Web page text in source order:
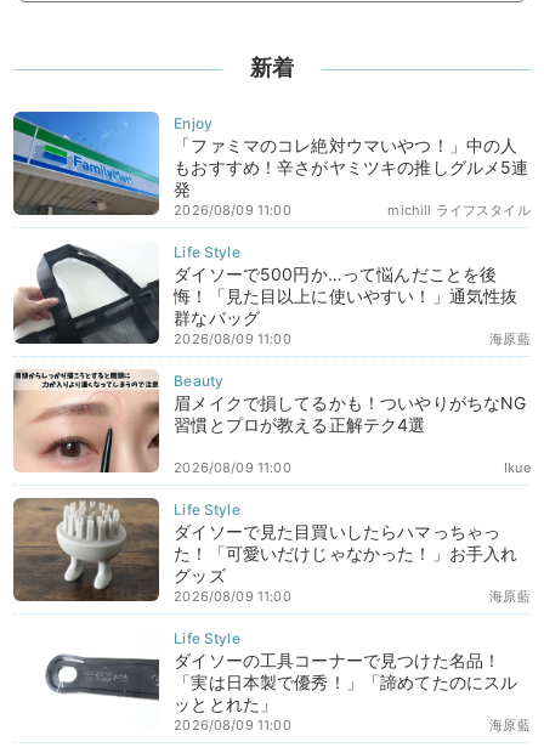
新着
「ファミマのコレ絶対ウマいやつ！」中の人
もおすすめ！辛さがヤミツキの推しグルメ5連
発
michill ライフスタイル
2026/08/09 11:00
ダイソーで500円か…って悩んだことを後
悔！「見た目以上に使いやすい！」通気性抜
群なバッグ
海原藍
2026/08/09 11:00
眉メイクで損してるかも！ついやりがちなNG
習慣とプロが教える正解テク4選
Ikue
2026/08/09 11:00
ダイソーで見た目買いしたらハマっちゃっ
た！「可愛いだけじゃなかった！」お手入れ
グッズ
海原藍
2026/08/09 11:00
ダイソーの工具コーナーで見つけた名品！
「実は日本製で優秀！」「諦めてたのにスル
ッととれた」
海原藍
2026/08/09 11:00